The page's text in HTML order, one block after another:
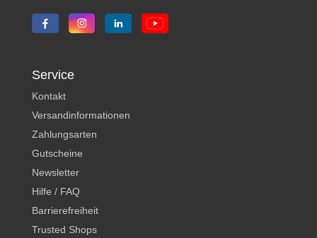
Service
Kontakt
Versandinformationen
Zahlungsarten
Gutscheine
Newsletter
Hilfe / FAQ
Barrierefreiheit
Trusted Shops